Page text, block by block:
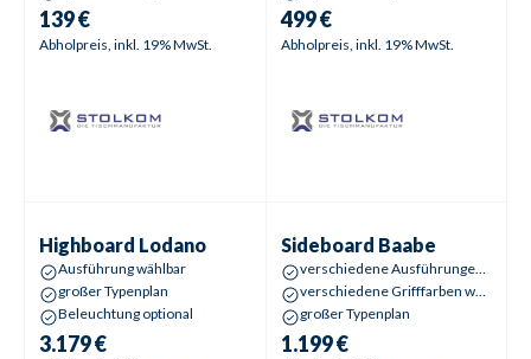
139 €
Abholpreis, inkl. 19% MwSt.
499 €
Abholpreis, inkl. 19% MwSt.
Highboard Lodano
Ausführung wählbar
großer Typenplan
Beleuchtung optional
3.179 €
Sideboard Baabe
verschiedene Ausführungen wählbar
verschiedene Grifffarben wählbar
großer Typenplan
1.199 €